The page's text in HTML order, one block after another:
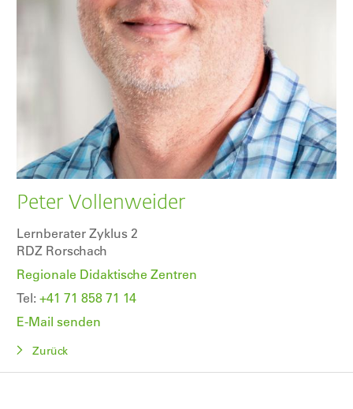
Peter Vollenweider
Lernberater Zyklus 2
RDZ Rorschach
Regionale Didaktische Zentren
Tel: +41 71 858 71 14
E-Mail senden
Zurück